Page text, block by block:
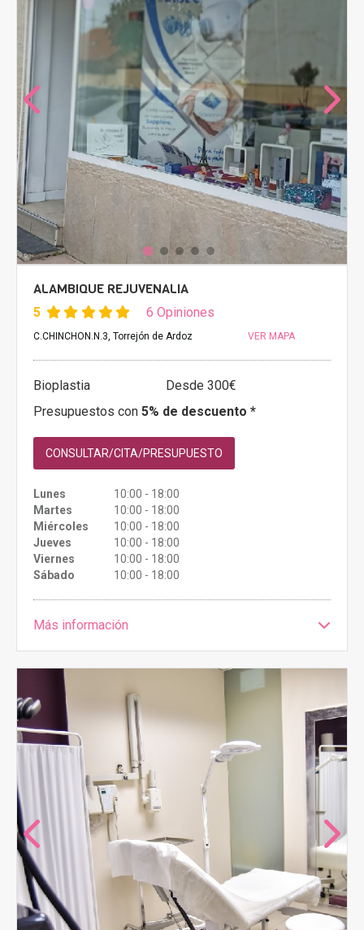
ALAMBIQUE REJUVENALIA
5 6 Opiniones
C.CHINCHON.N.3, Torrejón de Ardoz VER MAPA
Bioplastia
Desde 300€
Presupuestos con 5% de descuento *
CONSULTAR/CITA/PRESUPUESTO
Lunes
10:00 - 18:00
Martes
10:00 - 18:00
Miércoles
10:00 - 18:00
Jueves
10:00 - 18:00
Viernes
10:00 - 18:00
Sábado
10:00 - 18:00
Más información